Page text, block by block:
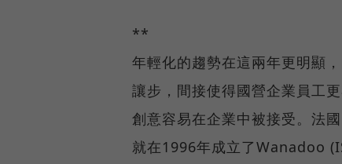
**
年輕化的趨勢在這兩年更明顯
讓步，間接使得國營企業員工
創意容易在企業中被接受。法
就在1996年成立了Wanadoo